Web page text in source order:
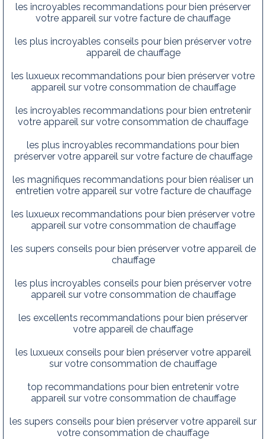
les incroyables recommandations pour bien préserver
votre appareil sur votre facture de chauffage
les plus incroyables conseils pour bien préserver votre
appareil de chauffage
les luxueux recommandations pour bien préserver votre
appareil sur votre consommation de chauffage
les incroyables recommandations pour bien entretenir
votre appareil sur votre consommation de chauffage
les plus incroyables recommandations pour bien
préserver votre appareil sur votre facture de chauffage
les magnifiques recommandations pour bien réaliser un
entretien votre appareil sur votre facture de chauffage
les luxueux recommandations pour bien préserver votre
appareil sur votre consommation de chauffage
les supers conseils pour bien préserver votre appareil de
chauffage
les plus incroyables conseils pour bien préserver votre
appareil sur votre consommation de chauffage
les excellents recommandations pour bien préserver
votre appareil de chauffage
les luxueux conseils pour bien préserver votre appareil
sur votre consommation de chauffage
top recommandations pour bien entretenir votre
appareil sur votre consommation de chauffage
les supers conseils pour bien préserver votre appareil sur
votre consommation de chauffage